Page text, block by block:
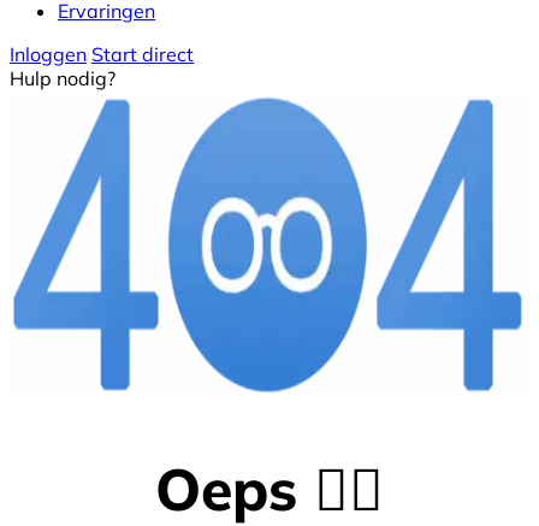
Ervaringen
Inloggen Start direct
Hulp nodig?
Oeps 😵‍💫